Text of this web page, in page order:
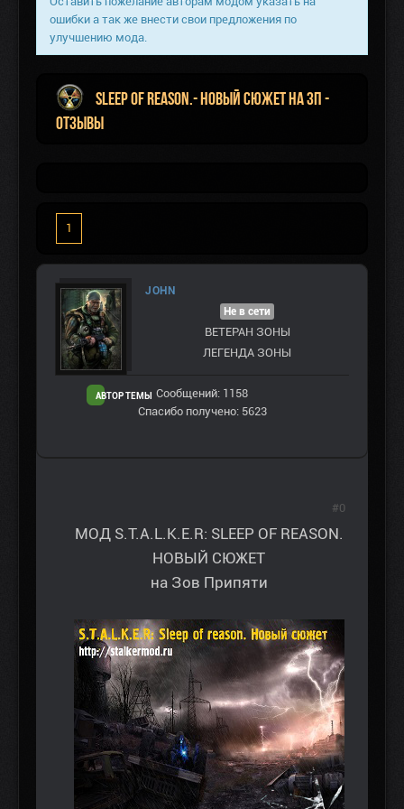
ошибки а так же внести свои предложения по
улучшению мода.
Sleep of Reason.- Новый сюжет на ЗП -
Отзывы
1
JOHN
АВТОР ТЕМЫ
Не в сети
ВЕТЕРАН ЗOНЫ
ЛЕГЕНДА ЗОНЫ
Сообщений: 1158
Спасибо получено: 5623
МОД S.T.A.L.K.E.R: SLEEP OF REASON.
НОВЫЙ СЮЖЕТ
на Зов Припяти
#0